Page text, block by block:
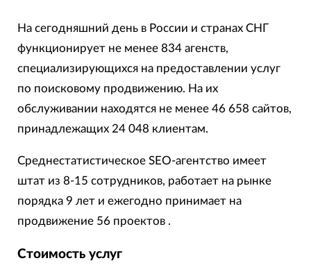
На сегодняшний день в России и странах СНГ
функционирует не менее 834 агенств,
специализирующихся на предоставлении услуг
по поисковому продвижению. На их
обслуживании находятся не менее 46 658 сайтов,
принадлежащих 24 048 клиентам.
Среднестатистическое SEO-агентство имеет
штат из 8-15 сотрудников, работает на рынке
порядка 9 лет и ежегодно принимает на
продвижение 56 проектов .
Стоимость услуг